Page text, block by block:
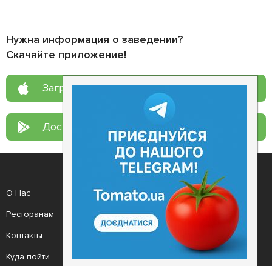
Нужна информация о заведении?
Скачайте приложение!
Загрузите в App Store
Доступно в Google Play
О Нас
Ресторанам
Контакты
Куда пойти
Рецепт дня
Новости
Анонсы